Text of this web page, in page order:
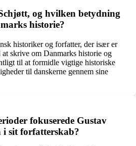
og hvilken betydning
historie?
historiker og forfatter, der især er
skrive om Danmarks historie og
til at formidle vigtige historiske
til danskerne gennem sine
fokuserede Gustav
sit forfatterskab?